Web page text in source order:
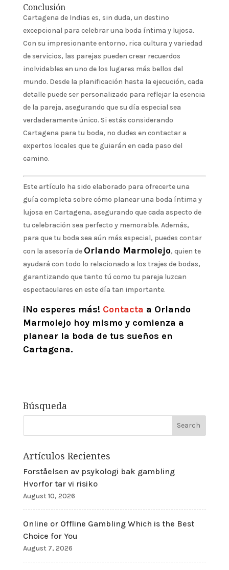
Conclusión
Cartagena de Indias es, sin duda, un destino
excepcional para celebrar una boda íntima y lujosa.
Con su impresionante entorno, rica cultura y variedad
de servicios, las parejas pueden crear recuerdos
inolvidables en uno de los lugares más bellos del
mundo. Desde la planificación hasta la ejecución, cada
detalle puede ser personalizado para reflejar la esencia
de la pareja, asegurando que su día especial sea
verdaderamente único. Si estás considerando
Cartagena para tu boda, no dudes en contactar a
expertos locales que te guiarán en cada paso del
camino.
Este artículo ha sido elaborado para ofrecerte una
guía completa sobre cómo planear una boda íntima y
lujosa en Cartagena, asegurando que cada aspecto de
tu celebración sea perfecto y memorable. Además,
para que tu boda sea aún más especial, puedes contar
con la asesoría de Orlando Marmolejo, quien te
ayudará con todo lo relacionado a los trajes de bodas,
garantizando que tanto tú como tu pareja luzcan
espectaculares en este día tan importante.
¡No esperes más! Contacta a Orlando
Marmolejo hoy mismo y comienza a
planear la boda de tus sueños en
Cartagena.
Búsqueda
Artículos Recientes
Forståelsen av psykologi bak gambling
Hvorfor tar vi risiko
August 10, 2026
Online or Offline Gambling Which is the Best
Choice for You
August 7, 2026